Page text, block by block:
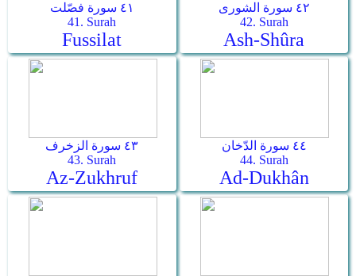
٤١ سورة فصّلت
41. Surah
Fussilat
٤٢ سورة الشورى
42. Surah
Ash-Shûra
٤٣ سورة الزخرف
43. Surah
Az-Zukhruf
٤٤ سورة الدّخان
44. Surah
Ad-Dukhân